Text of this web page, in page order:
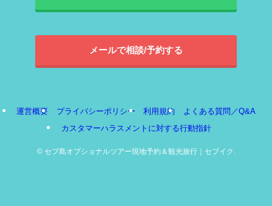
メールで相談/予約する
運営概要 プライバシーポリシー 利用規約
よくある質問／Q&A
カスタマーハラスメントに対する行動指針
©セブ島オプショナルツアー現地予約＆観光旅行｜セブイク.